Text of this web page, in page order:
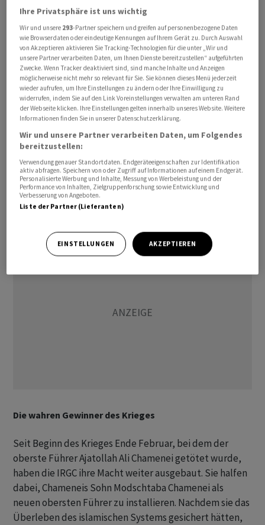
für internationale Investitionen öffnen. Dabei zeichnet
sich Insidern zufolge ab, dass ausgerechnet die
iranischen Revolutionsgarden (IRGC) zu den grössten
Profiteuren der Vereinbarung ‌gehören dürften. Die von
den USA und ihren Verbündeten als Terrororganisation
eingestufte Elitetruppe ‌könne sich auf einen wahren
Geldregen freuen, sagten vier ​hochrangige Vertreter
des Iran der Nachrichtenagentur Reuters.
Die Garden haben über Jahre hinweg im Schatten der
das von der Ölindustrie über das Baugewerbe bis hin zu
Schifffahrt, Telekommunikation und Häfen reicht. Die
wirtschaftliche Macht der Garden ist dabei eng mit
politischem Einfluss verwoben.
Die wahren Gewinner des Krieges
Seit Beginn des ‌Krieges Ende Februar, bei dem der
oberste Führer Ajatollah Ali Chamenei getötet wurde,
haben die IRGC ihre Macht weiter ausgebaut. Sie halfen
dabei, Chameneis Sohn Modschtaba Chamenei als
neuen obersten Führer zu installieren. Nachdem sie das
Überleben des ​islamischen Systems gesichert hätten,
Ihre Privatsphäre ist uns wichtig
Wir und unsere 293-Partner speichern und greifen auf personenbezogene Daten
wie Browserdaten oder eindeutige Kennungen auf Ihrem Gerät zu. Durch Auswahl
von Akzeptieren aktivieren Sie Tracking-Technologien für die unter „Wir und
unsere Partner verarbeiten Daten, um Ihnen Dienste bereitzustellen“ aufgeführten
Zwecke. Wenn Tracker deaktiviert sind, sind manche Inhalte und Anzeigen
möglicherweise nicht mehr so relevant für Sie. Sie können dieses Menü jederzeit
wieder aufrufen, um Ihre Einstellungen zu ändern oder Ihre Einwilligung zu
widerrufen, indem Sie auf den Link Voreinstellungen verwalten am unteren Rand
der Webseite klicken. Ihre Einstellungen gelten innerhalb unseres Website. Weitere
Informationen finden Sie in unserer Datenschutzerklärung.
Wir und unsere Partner verarbeiten Daten, um Folgendes
bereitzustellen:
Verwendung genauer Standortdaten. Endgeräteeigenschaften zur Identifikation
aktiv abfragen. Speichern von oder Zugriff auf Informationen auf einem Endgerät.
Personalisierte Werbung und Inhalte, Messung von Werbeleistung und der
Performance von Inhalten, Zielgruppenforschung sowie Entwicklung und
Verbesserung von Angeboten.
Liste der Partner (Lieferanten)
EINSTELLUNGEN AKZEPTIEREN